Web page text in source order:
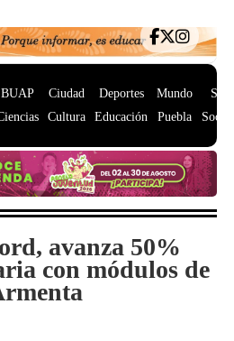
BUAP
Ciudad
Cultura
Deportes
Educación
Mundo
Puebla
avanza 50%
con módulos de